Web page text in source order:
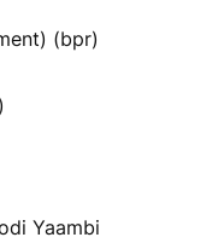
(bpr)
Yaambi